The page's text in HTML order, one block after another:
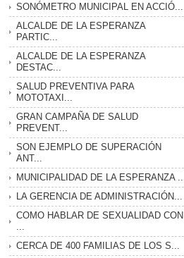
SONÓMETRO MUNICIPAL EN ACCIÓ...
ALCALDE DE LA ESPERANZA
PARTIC...
ALCALDE DE LA ESPERANZA
DESTAC...
SALUD PREVENTIVA PARA
MOTOTAXI...
GRAN CAMPAÑA DE SALUD
PREVENT...
SON EJEMPLO DE SUPERACIÓN
ANT...
MUNICIPALIDAD DE LA ESPERANZA ...
LA GERENCIA DE ADMINISTRACIÓN...
COMO HABLAR DE SEXUALIDAD CON
CERCA DE 400 FAMILIAS DE LOS S...